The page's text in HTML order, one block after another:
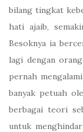
bilang tingkat
hati ajaib,
Besoknya ia
lagi dengan
pernah
banyak petuah
berbagai teori
untuk